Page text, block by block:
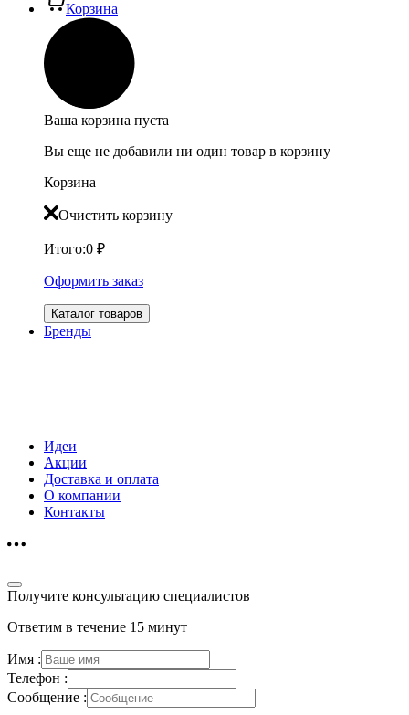
Корзина
Ваша корзина пуста
Вы еще не добавили ни один товар в корзину
Корзина
Очистить корзину
Итого:0 ₽
Оформить заказ
Каталог товаров
Бренды
Идеи
Акции
Доставка и оплата
О компании
Контакты
Получите консультацию специалистов
Ответим в течение 15 минут
Имя :
Телефон :
Сообщение :